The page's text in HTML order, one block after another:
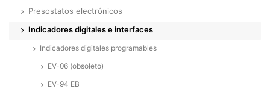
Presostatos electrónicos
Indicadores digitales e interfaces
Indicadores digitales programables
EV-06 (obsoleto)
EV-94 EB